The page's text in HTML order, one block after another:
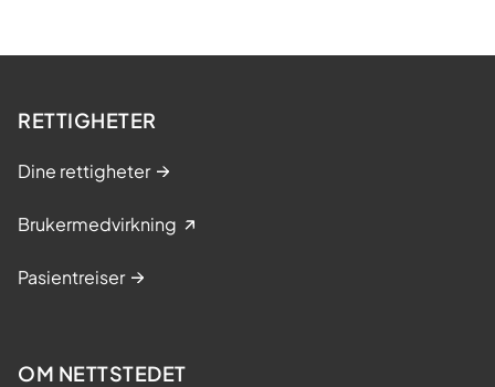
RETTIGHETER
Dine rettigheter
Brukermedvirkning
Pasientreiser
OM NETTSTEDET